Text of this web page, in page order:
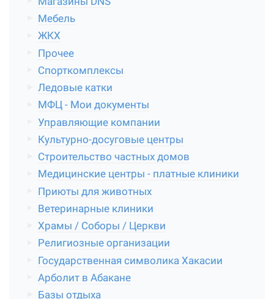
Мебель
ЖКХ
Прочее
Спорткомплексы
Ледовые катки
МФЦ - Мои документы
Управляющие компании
Культурно-досуговые центры
Строительство частных домов
Медицинские центры - платные клиники
Приюты для животных
Ветеринарные клиники
Храмы / Соборы / Церкви
Религиозные организации
Государственная символика Хакасии
Арболит в Абакане
Базы отдыха